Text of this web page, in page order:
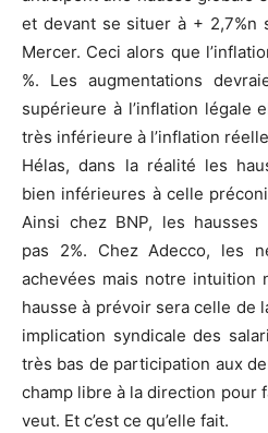
et devant se situer à + 2,7%n
Mercer. Ceci alors que
%. Les augmentations
supérieure à l’inflation légale
très inférieure à l’inflation
Hélas, dans la réalité les
bien inférieures à celle
Ainsi chez BNP, les hausses
pas 2%. Chez Adecco, les
achevées mais notre
hausse à prévoir sera celle de
implication syndicale des
très bas de participation aux
champ libre à la direction pour
veut. Et c’est ce qu’elle fait.